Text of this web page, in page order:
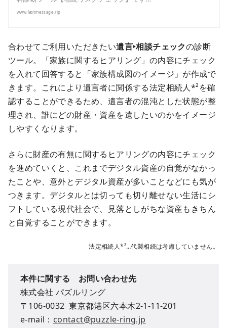
www.lastmessage.rip
合わせてご利用いただきたい遺言‣相談チェックの診断
ツール。「家族に関するヒアリング」の内容にチェック
を入れて回答すると「家族構成図のイメージ」が作成で
きます。これにより遺言者に関係する法定相続人*²を確
認することができるため、遺言者の混沌とした状態が整
理され、誰にどの財産・資産を遺したいのかをイメージ
しやすくなります。
さらに財産の有無に関するヒアリングの内容にチェック
を進めていくと、これまでデジタル資産の自覚がなかっ
たことや、意外とデジタル資産が多いことなどにも気が
つきます。デジタルとは切っても切り離せない生活にシ
フトしている現代社会で、見落としがちな資産もきちん
と自覚することができます。
法定相続人*²…代襲相続は考慮していません。
本件に関する お問い合わせ先
株式会社 パズルリング
〒106-0032 東京都港区六本木2-1-11-201
e-mail： contact@puzzle-ring.jp